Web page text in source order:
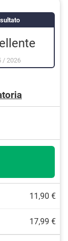
/ 2026
11,90 €
17,99 €